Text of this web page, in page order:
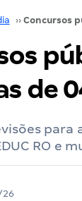
››
de
para
RO e